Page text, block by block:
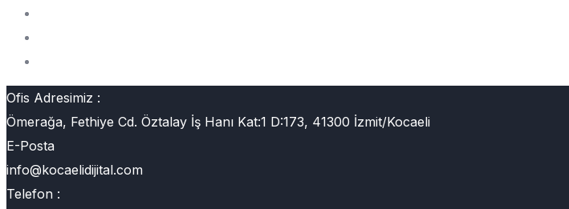
Ofis Adresimiz :
Ömerağa, Fethiye Cd. Öztalay İş Hanı Kat:1 D:173, 41300 İzmit/Kocaeli
E-Posta
info@kocaelidijital.com
Telefon :